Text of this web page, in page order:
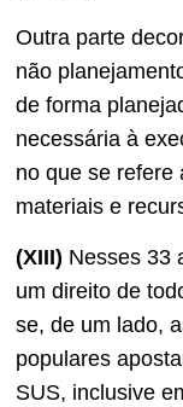
Outra parte
não
de forma
necessária à
no que se refere
materiais e
(XIII) Nesses 33
um direito de
se, de um lado,
populares
SUS, inclusive